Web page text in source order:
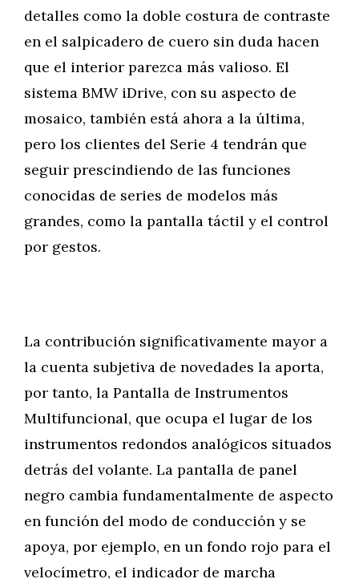
detalles como la doble costura de contraste
en el salpicadero de cuero sin duda hacen
que el interior parezca más valioso. El
sistema BMW iDrive, con su aspecto de
mosaico, también está ahora a la última,
pero los clientes del Serie 4 tendrán que
seguir prescindiendo de las funciones
conocidas de series de modelos más
grandes, como la pantalla táctil y el control
por gestos.
La contribución significativamente mayor a
la cuenta subjetiva de novedades la aporta,
por tanto, la Pantalla de Instrumentos
Multifuncional, que ocupa el lugar de los
instrumentos redondos analógicos situados
detrás del volante. La pantalla de panel
negro cambia fundamentalmente de aspecto
en función del modo de conducción y se
apoya, por ejemplo, en un fondo rojo para el
velocímetro, el indicador de marcha